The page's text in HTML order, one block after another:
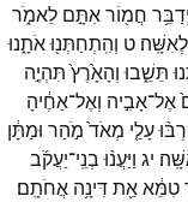
חֲמ֖וֹראִתָּ֣ם לֵאמֹ֑ר
לְאִשָּֽׁה׃ ט וְהִֽתְחַתְּנ֖וּאֹתָ֑נוּ
תֵּשֵׁ֑בוּ וְהָאָ֙רֶץ֙ תִּהְיֶ֣ה
אֶל־אָבִ֣יה וְאֶל־אַחֶ֔יהָ
עָלַ֤י מְאֹד֙ מֹ֣הַר וּמַתָּ֔ן
יג וַיַּעֲנ֨וּ בְנֵֽי־יַעֲקֹ֜ב
טִמֵּ֔אאֵ֖תדִּינָ֥ה אֲחֹתָֽם׃